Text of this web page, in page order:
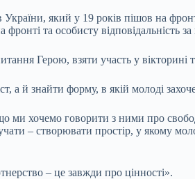
який у 19 років пішов на
та особисту відповідальність за
Герою, взяти участь у вікторині
й знайти форму, в якій молоді
хочемо говорити з ними про
– створювати простір, у якому
– це завжди про цінності».